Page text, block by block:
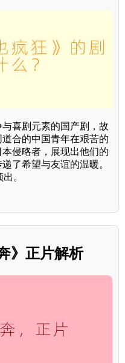
与喜剧元素的国产剧，故
合的中国青年在艰苦的
侵略者，展现出他们的
了希望与友谊的温暖。
。
》正片解析